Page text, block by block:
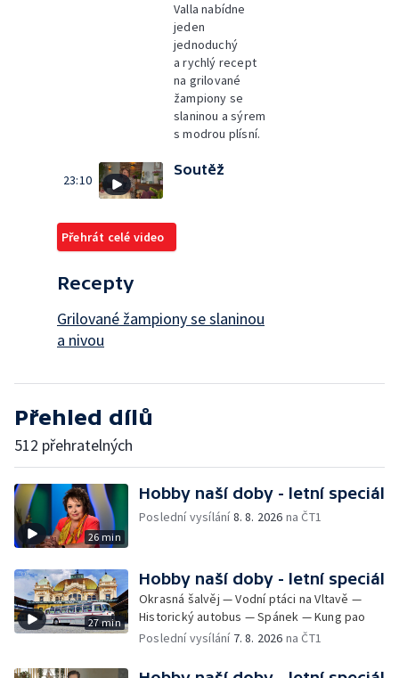
Valla nabídne
jeden
jednoduchý
a rychlý recept
na grilované
žampiony se
slaninou a sýrem
s modrou plísní.
23:10
Soutěž
Přehrát celé video
Recepty
Grilované žampiony se slaninou
a nivou
Přehled dílů
512 přehratelných
26 min
Hobby naší doby - letní speciál
Poslední vysílání8. 8. 2026 na ČT1
27 min
Hobby naší doby - letní speciál
Okrasná šalvěj — Vodní ptáci na Vltavě —
Historický autobus — Spánek — Kung pao
Poslední vysílání 7. 8. 2026 na ČT1